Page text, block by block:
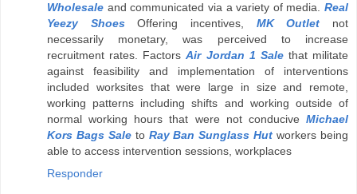
Wholesale and communicated via a variety of media. Real
Yeezy ShoesOffering incentives, MK Outlet not
necessarily monetary, was perceived to increase
recruitment rates. FactorsAir Jordan 1 Salethat militate
against feasibility and implementation of interventions
included worksites that were large in size and remote,
working patterns including shifts and working outside of
normal working hours that were not conducive Michael
Kors Bags Saleto Ray Ban Sunglass Hut workers being
able to access intervention sessions, workplaces
Responder